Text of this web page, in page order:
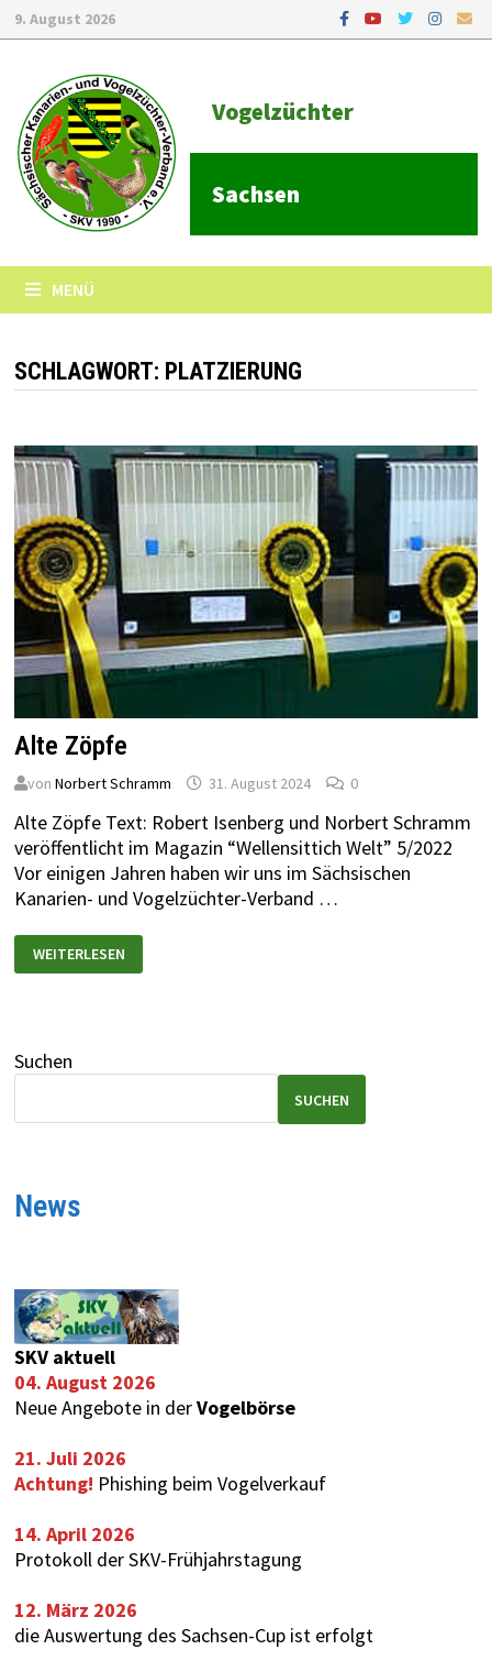
9. August 2026
Vogelzüchter
Sachsen
MENÜ
SCHLAGWORT: PLATZIERUNG
Alte Zöpfe
von Norbert Schramm 31. August 2024 0
Alte Zöpfe Text: Robert Isenberg und Norbert Schramm
veröffentlicht im Magazin “Wellensittich Welt” 5/2022
Vor einigen Jahren haben wir uns im Sächsischen
Kanarien- und Vogelzüchter-Verband …
WEITERLESEN
Suchen
SUCHEN
News
SKV aktuell
04. August 2026
Neue Angebote in derVogelbörse
21. Juli 2026
Achtung! Phishing beim Vogelverkauf
14. April 2026
Protokoll der SKV-Frühjahrstagung
12. März 2026
die Auswertung des Sachsen-Cupist erfolgt